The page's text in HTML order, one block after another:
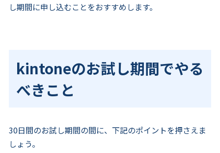
し期間に申し込むことをおすすめします。
kintoneのお試し期間でやる
べきこと
30日間のお試し期間の間に、下記のポイントを押さえま
しょう。